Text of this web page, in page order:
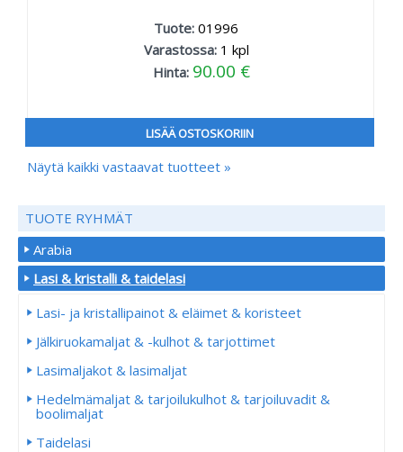
Tuote:01996
Varastossa: 1 kpl
Hinta: 90.00 €
LISÄÄ OSTOSKORIIN
Näytä kaikki vastaavat tuotteet »
TUOTE RYHMÄT
Arabia
Lasi & kristalli & taidelasi
Lasi- ja kristallipainot & eläimet & koristeet
Jälkiruokamaljat & -kulhot & tarjottimet
Lasimaljakot & lasimaljat
Hedelmämaljat & tarjoilukulhot & tarjoiluvadit &
boolimaljat
Taidelasi